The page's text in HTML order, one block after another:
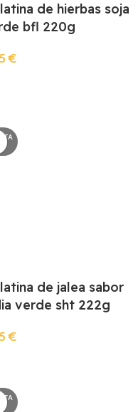
de hierbas soja
bfl 220g
€
de jalea sabor
verde sht 222g
€